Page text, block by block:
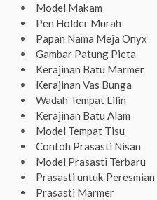
Model Makam
Pen Holder Murah
Papan Nama Meja Onyx
Gambar Patung Pieta
Kerajinan Batu Marmer
Kerajinan Vas Bunga
Wadah Tempat Lilin
Kerajinan Batu Alam
Model Tempat Tisu
Contoh Prasasti Nisan
Model Prasasti Terbaru
Prasasti untuk
Prasasti Marmer